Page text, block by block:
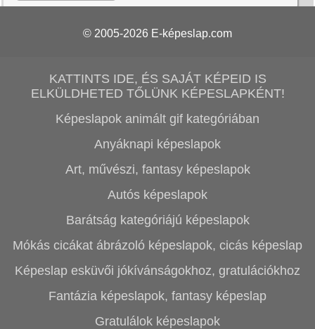
© 2005-2026 E-képeslap.com
KATTINTS IDE, ÉS SAJÁT KÉPEID IS
ELKÜLDHETED TŐLÜNK KÉPESLAPKÉNT!
Képeslapok animált gif kategóriában
Anyáknapi képeslapok
Art, művészi, fantasy képeslapok
Autós képeslapok
Barátság kategóriájú képeslapok
Mókás cicákat ábrázoló képeslapok, cicás képeslap
Képeslap esküvői jókívánságokhoz, gratulációkhoz
Fantázia képeslapok, fantasy képeslap
Gratulálok képeslapok